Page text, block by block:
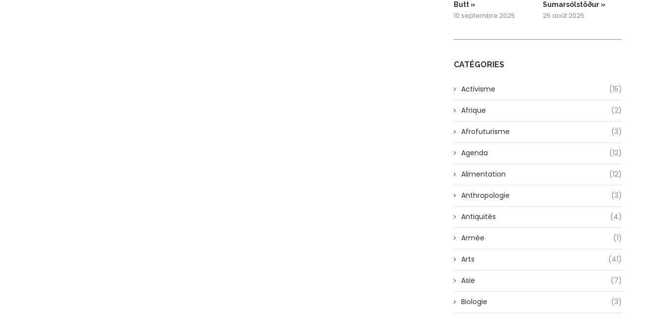
Butt »
10 septembre 2025
Sumarsólstöður »
25 août 2025
CATÉGORIES
Activisme (15)
Afrique (2)
Afrofuturisme (3)
Agenda (12)
Alimentation (12)
Anthropologie (3)
Antiquités (4)
Armée (1)
Arts (41)
Asie (7)
Biologie (3)